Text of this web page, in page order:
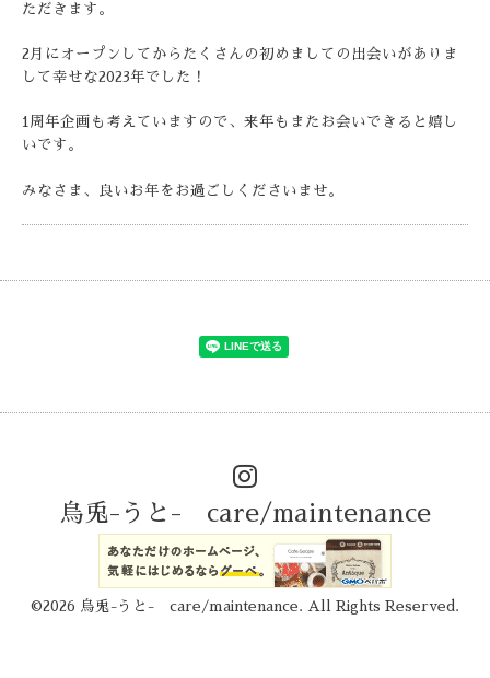
ただきます。
2月にオープンしてからたくさんの初めましての出会いがありま
して幸せな2023年でした！
1周年企画も考えていますので、来年もまたお会いできると嬉し
いです。
みなさま、良いお年をお過ごしくださいませ。
烏兎-うと- care/maintenance
©2026 烏兎-うと- care/maintenance. All Rights Reserved.